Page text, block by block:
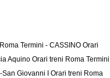
Termini - CASSINO Orari
Aquino Orari treni Roma Termini
Giovanni I Orari treni Roma